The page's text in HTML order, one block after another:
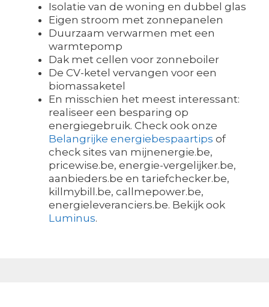
Isolatie van de woning en dubbel glas
Eigen stroom met zonnepanelen
Duurzaam verwarmen met een
warmtepomp
Dak met cellen voor zonneboiler
De CV-ketel vervangen voor een
biomassaketel
En misschien het meest interessant:
realiseer een besparing op
energiegebruik. Check ook onze
Belangrijke energiebespaartips of
check sites van mijnenergie.be,
pricewise.be, energie-vergelijker.be,
aanbieders.be en tariefchecker.be,
killmybill.be, callmepower.be,
energieleveranciers.be. Bekijk ook
Luminus.